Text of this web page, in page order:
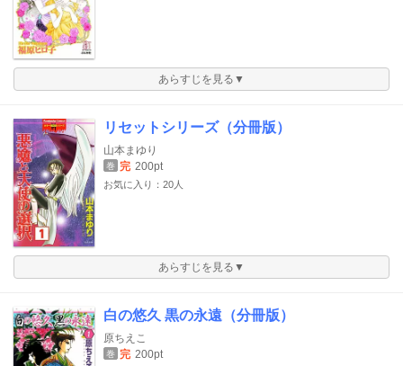
あらすじを見る▼
リセットシリーズ（分冊版）
山本まゆり
巻 完 200pt
お気に入り：20人
あらすじを見る▼
白の悠久 黒の永遠（分冊版）
原ちえこ
巻 完 200pt